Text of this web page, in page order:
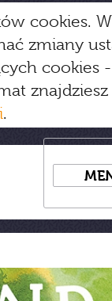
cookies.
zmiany
cookies
.